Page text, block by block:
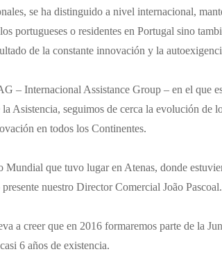
se ha distinguido a nivel internacional,
portugueses o residentes en Portugal sino
de la constante innovación y la
– Internacional Assistance Group – en el que
Asistencia, seguimos de cerca la evolución de
en todos los Continentes.
Mundial que tuvo lugar en Atenas, donde
nuestro Director Comercial João Pascoal.
a creer que en 2016 formaremos parte de la
6 años de existencia.